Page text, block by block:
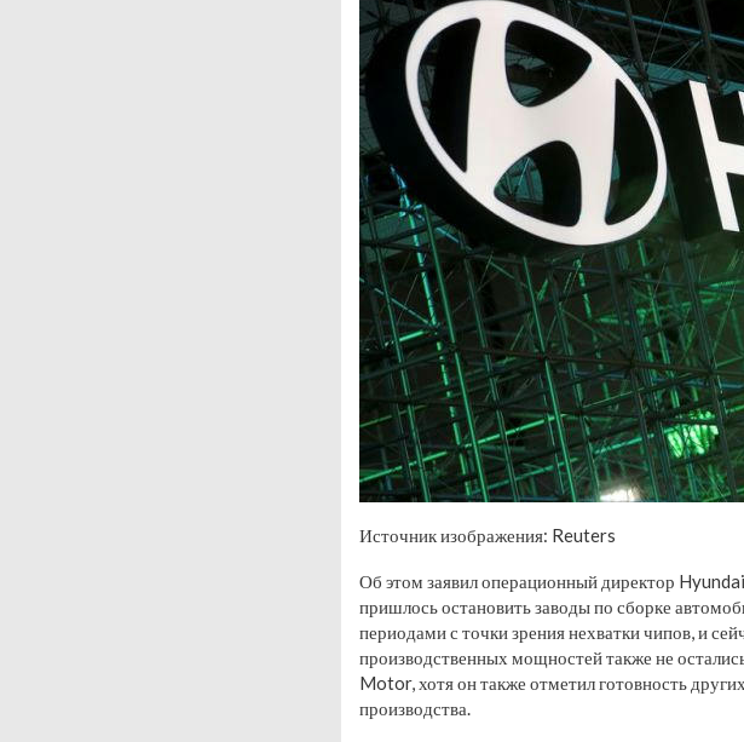
Источник изображения: Reuters
Об этом заявил операционный директор
пришлось остановить заводы по сборке
периодами с точки зрения нехватки чипов, и
производственных мощностей также не
Motor, хотя он также отметил готовность
производства.